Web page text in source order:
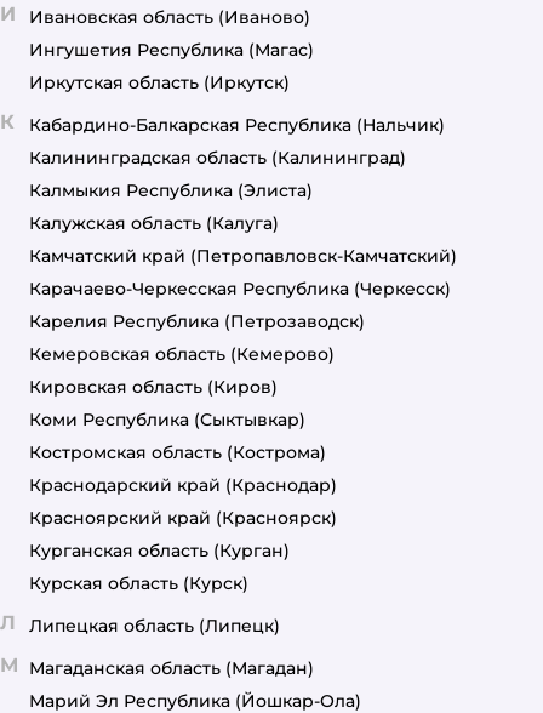
И Ивановская область (Иваново)
Ингушетия Республика (Магас)
Иркутская область (Иркутск)
К Кабардино-Балкарская Республика (Нальчик)
Калининградская область (Калининград)
Калмыкия Республика (Элиста)
Калужская область (Калуга)
Камчатский край (Петропавловск-Камчатский)
Карачаево-Черкесская Республика (Черкесск)
Карелия Республика (Петрозаводск)
Кемеровская область (Кемерово)
Кировская область (Киров)
Коми Республика (Сыктывкар)
Костромская область (Кострома)
Краснодарский край (Краснодар)
Красноярский край (Красноярск)
Курганская область (Курган)
Курская область (Курск)
Л Липецкая область (Липецк)
М Магаданская область (Магадан)
Марий Эл Республика (Йошкар-Ола)